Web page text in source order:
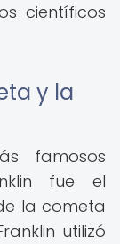
científicos
y la
famosos
fue el
la cometa
utilizó